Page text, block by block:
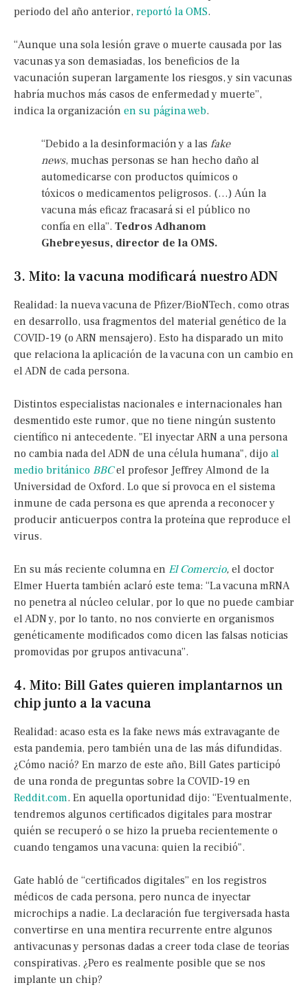
periodo del año anterior, reportó la OMS.
“Aunque una sola lesión grave o muerte causada por las
vacunas ya son demasiadas, los beneficios de la
vacunación superan largamente los riesgos, y sin vacunas
habría muchos más casos de enfermedad y muerte”,
indica la organización en su página web.
“Debido a la desinformación y a las fake
news, muchas personas se han hecho daño al
automedicarse con productos químicos o
tóxicos o medicamentos peligrosos. (…) Aún la
vacuna más eficaz fracasará si el público no
confía en ella”. Tedros Adhanom
Ghebreyesus, director de la OMS.
3. Mito: la vacuna modificará nuestro ADN
Realidad: la nueva vacuna de Pfizer/BioNTech, como otras
en desarrollo, usa fragmentos del material genético de la
COVID-19 (o ARN mensajero). Esto ha disparado un mito
que relaciona la aplicación de la vacuna con un cambio en
el ADN de cada persona.
Distintos especialistas nacionales e internacionales han
desmentido este rumor, que no tiene ningún sustento
científico ni antecedente. "El inyectar ARN a una persona
no cambia nada del ADN de una célula humana", dijo al
medio británico BBCel profesor Jeffrey Almond de la
Universidad de Oxford. Lo que sí provoca en el sistema
inmune de cada persona es que aprenda a reconocer y
producir anticuerpos contra la proteína que reproduce el
virus.
En su más reciente columna en El Comercio, el doctor
Elmer Huerta también aclaró este tema: “La vacuna mRNA
no penetra al núcleo celular, por lo que no puede cambiar
el ADN y, por lo tanto, no nos convierte en organismos
genéticamente modificados como dicen las falsas noticias
promovidas por grupos antivacuna”.
4. Mito: Bill Gates quieren implantarnos un
chip junto a la vacuna
Realidad: acaso esta es la fake news más extravagante de
esta pandemia, pero también una de las más difundidas.
¿Cómo nació? En marzo de este año, Bill Gates participó
de una ronda de preguntas sobre la COVID-19 en
Reddit.com. En aquella oportunidad dijo: “Eventualmente,
tendremos algunos certificados digitales para mostrar
quién se recuperó o se hizo la prueba recientemente o
cuando tengamos una vacuna: quien la recibió".
Gate habló de “certificados digitales” en los registros
médicos de cada persona, pero nunca de inyectar
microchips a nadie. La declaración fue tergiversada hasta
convertirse en una mentira recurrente entre algunos
antivacunas y personas dadas a creer toda clase de teorías
conspirativas. ¿Pero es realmente posible que se nos
implante un chip?